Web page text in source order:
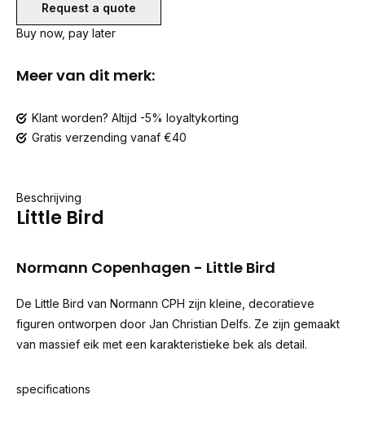
Request a quote
Buy now, pay later
Meer van dit merk:
Klant worden? Altijd -5% loyaltykorting
Gratis verzending vanaf €40
Beschrijving
Little Bird
Normann Copenhagen - Little Bird
De Little Bird van Normann CPH zijn kleine, decoratieve
figuren ontworpen door Jan Christian Delfs. Ze zijn gemaakt
van massief eik met een karakteristieke bek als detail.
specifications